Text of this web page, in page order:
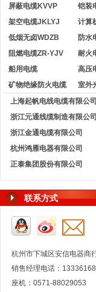
屏蔽电缆KVVP
铠装
架空电缆JKLYJ
计算
低烟无卤WDZB
防水
阻燃电缆ZR-YJV
耐火
船用电缆
高压
矿物绝缘防火电缆
室外
上海起帆电线电缆有限公
浙江元通线缆制造有限公司
浙江金通电缆有限公司
杭州鸿雁电器有限公司
正泰集团股份有限公司
联系方式
杭州市下城区安信电器商
销售经理电话：
座机：0571-88029053